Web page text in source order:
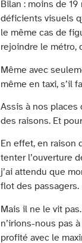
Bilan : moins de
déficients visuels
le même cas de
rejoindre le métro,
Même avec
même en taxi, s’il
Assis à nos places
des raisons. Et
En effet, en raison
tenter l’ouverture
j’ai attendu que
flot des passagers.
Mais il ne le vit
n’irions-nous pas
profité avec le